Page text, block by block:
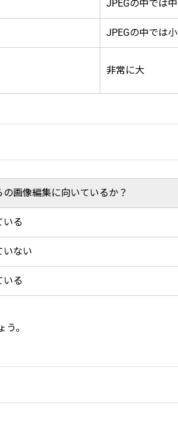
JPEGの中では中
JPEGの中では小
非常に大
の画像編集に向いているか？
いる
いない
いる
。